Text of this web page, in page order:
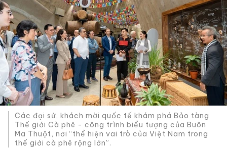
Các đại sứ, khách mời quốc tế khám phá Bảo tàng
Thế giới Cà phê - công trình biểu tượng của Buôn
Ma Thuột, nơi “thể hiện vai trò của Việt Nam trong
thế giới cà phê rộng lớn”.